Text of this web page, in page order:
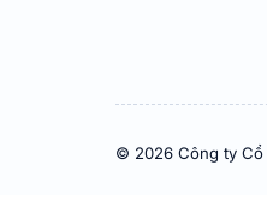
© 2026 Công ty Cổ